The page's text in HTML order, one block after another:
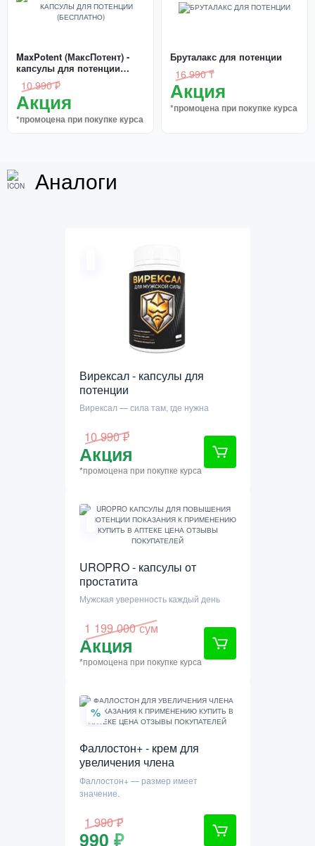
MaxPotent (МаксПотент) -
капсулы для потенции
(бесплатно)
10 990 ₽
Акция
*промоцена при покупке курса
Бруталакс для потенции
16 990 ₸
Акция
*промоцена при покупке курса
Аналоги
Вирексал - капсулы для
потенции
Вирексал — сила там, где нужна
10 990 ₽
Акция
*промоцена при покупке курса
UROPRO - капсулы от
простатита
Мужская уверенность каждый день
1 199 000 сум
Акция
*промоцена при покупке курса
%
Фаллостон+ - крем для
увеличения члена
Фаллостон+ — размер имеет
значение.
1 990 ₽
990 ₽